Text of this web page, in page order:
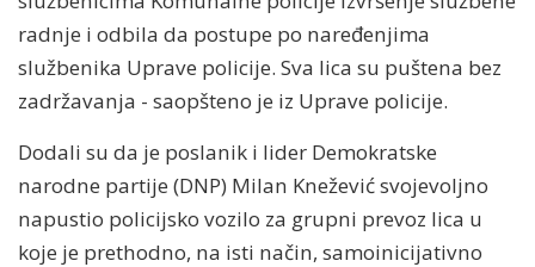
radnje i odbila da postupe po naređenjima
službenika Uprave policije. Sva lica su puštena bez
zadržavanja - saopšteno je iz Uprave policije.
Dodali su da je poslanik i lider Demokratske
narodne partije (DNP) Milan Knežević svojevoljno
napustio policijsko vozilo za grupni prevoz lica u
koje je prethodno, na isti način, samoinicijativno